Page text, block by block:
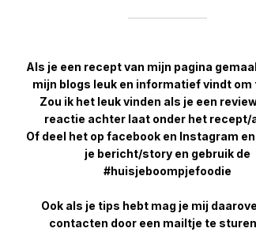
Als je een recept van mijn pagina
mijn blogs leuk en informatief vindt om
Zou ik het leuk vinden als je een
reactie achter laat onder het recept/
Of deel het op facebook en Instagram
je bericht/story en gebruik de
#huisjeboompjefoodie
Ook als je tips hebt mag je mij
contacten door een mailtje te